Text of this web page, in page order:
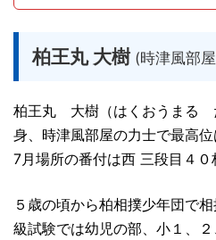
柏王丸 大樹 (時津風部
柏王丸 大樹（はくおうまる
身、時津風部屋の力士で最高
7月場所の番付は西 三段目４０
５歳の頃から柏相撲少年団で
級試験では幼児の部、小１、